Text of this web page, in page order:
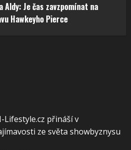
Aldy: Je čas zavzpomínat na
Hawkeyho Pierce
přináší v
ze světa showbyznysu